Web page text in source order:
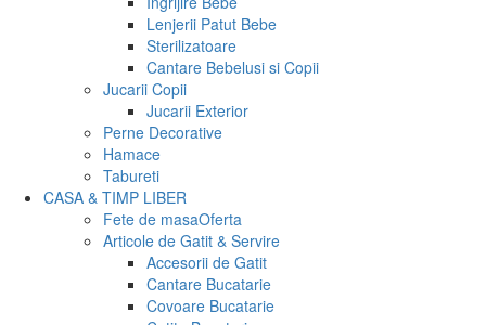
Lenjerii Patut Bebe
Sterilizatoare
Cantare Bebelusi si Copii
Jucarii Copii
Jucarii Exterior
Perne Decorative
Hamace
Tabureti
CASA & TIMP LIBER
Fete de masaOferta
Articole de Gatit & Servire
Accesorii de Gatit
Cantare Bucatarie
Covoare Bucatarie